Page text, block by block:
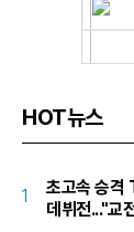
HOT뉴스
1
초고속 승격
데뷔전..."교